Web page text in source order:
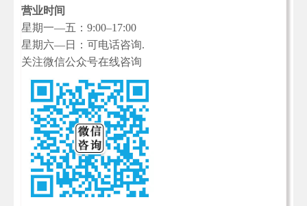
营业时间
星期一—五：9:00–17:00
星期六—日：可电话咨询.
关注微信公众号在线咨询